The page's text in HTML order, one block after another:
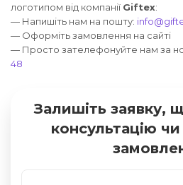
логотипом від компанії Giftex:
— Напишіть нам на пошту:
— Оформіть замовлення на сайті
— Просто зателефонуйте нам за
48
Залишіть заявку,
консультацію